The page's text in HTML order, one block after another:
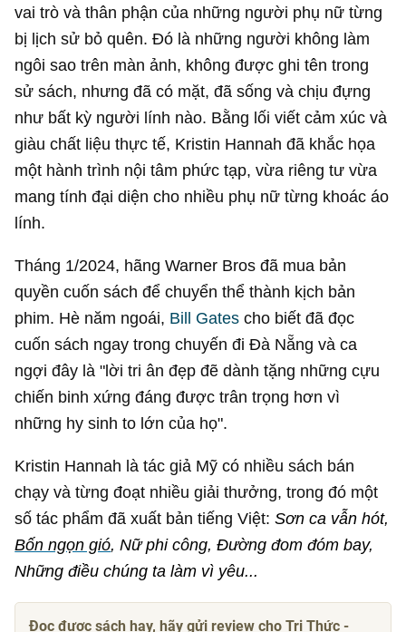
vai trò và thân phận của những người phụ nữ từng
bị lịch sử bỏ quên. Đó là những người không làm
ngôi sao trên màn ảnh, không được ghi tên trong
sử sách, nhưng đã có mặt, đã sống và chịu đựng
như bất kỳ người lính nào. Bằng lối viết cảm xúc và
giàu chất liệu thực tế, Kristin Hannah đã khắc họa
một hành trình nội tâm phức tạp, vừa riêng tư vừa
mang tính đại diện cho nhiều phụ nữ từng khoác áo
lính.
Tháng 1/2024, hãng Warner Bros đã mua bản
quyền cuốn sách để chuyển thể thành kịch bản
phim. Hè năm ngoái, Bill Gates cho biết đã đọc
cuốn sách ngay trong chuyến đi Đà Nẵng và ca
ngợi đây là "lời tri ân đẹp đẽ dành tặng những cựu
chiến binh xứng đáng được trân trọng hơn vì
những hy sinh to lớn của họ".
Kristin Hannah là tác giả Mỹ có nhiều sách bán
chạy và từng đoạt nhiều giải thưởng, trong đó một
số tác phẩm đã xuất bản tiếng Việt:Sơn ca vẫn hót,
Bốn ngọn gió, Nữ phi công, Đường đom đóm bay,
Những điều chúng ta làm vì yêu...
Đọc được sách hay, hãy gửi review cho Tri Thức -